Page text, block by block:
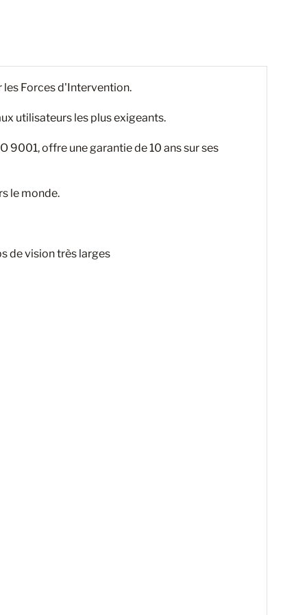
Forces d'Intervention.
utilisateurs les plus exigeants.
9001, offre une garantie de 10 ans sur ses
le monde.
de vision très larges